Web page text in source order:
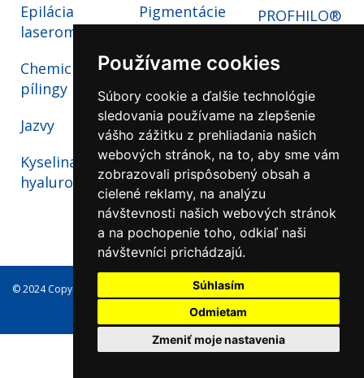
Používame cookies
Súbory cookie a ďalšie technológie
sledovania používame na zlepšenie
vášho zážitku z prehliadania našich
webových stránok, na to, aby sme vám
zobrazovali prispôsobený obsah a
cielené reklamy, na analýzu
návštevnosti našich webových stránok
a na pochopenie toho, odkiaľ naši
návštevníci prichádzajú.
Súhlasím
Odmietam
Zmeniť moje nastavenia
Epilácia
laserom
Chemické
pílingy
Jazvy
Kyselina
hyaluronová
Pigmentácie
Plazmová
liečba
Polynukleotidy
HP Cell
Vitaran -
NOVINKA
PROFHILO®
NOVINKA
RADIESSE +
Kombi
Znamienka
© 2024 Copyright Dermatrend, s.r.o., všetky práva vyhradené